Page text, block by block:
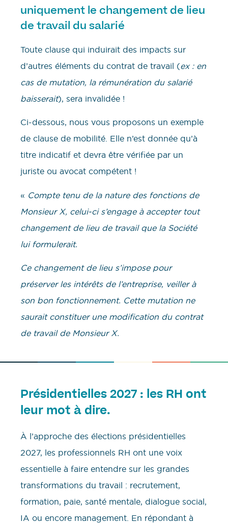
uniquement le changement de lieu
de travail du salarié
Toute clause qui induirait des impacts sur
d’autres éléments du contrat de travail (ex : en
cas de mutation, la rémunération du salarié
baisserait), sera invalidée !
Ci-dessous, nous vous proposons un exemple
de clause de mobilité. Elle n’est donnée qu’à
titre indicatif et devra être vérifiée par un
juriste ou avocat compétent !
« Compte tenu de la nature des fonctions de
Monsieur X, celui-ci s’engage à accepter tout
changement de lieu de travail que la Société
lui formulerait.
Ce changement de lieu s’impose pour
préserver les intérêts de l’entreprise, veiller à
son bon fonctionnement. Cette mutation ne
saurait constituer une modification du contrat
de travail de Monsieur X.
Présidentielles 2027 : les RH ont
leur mot à dire.
À l’approche des élections présidentielles
2027, les professionnels RH ont une voix
essentielle à faire entendre sur les grandes
transformations du travail : recrutement,
formation, paie, santé mentale, dialogue social,
IA ou encore management. En répondant à